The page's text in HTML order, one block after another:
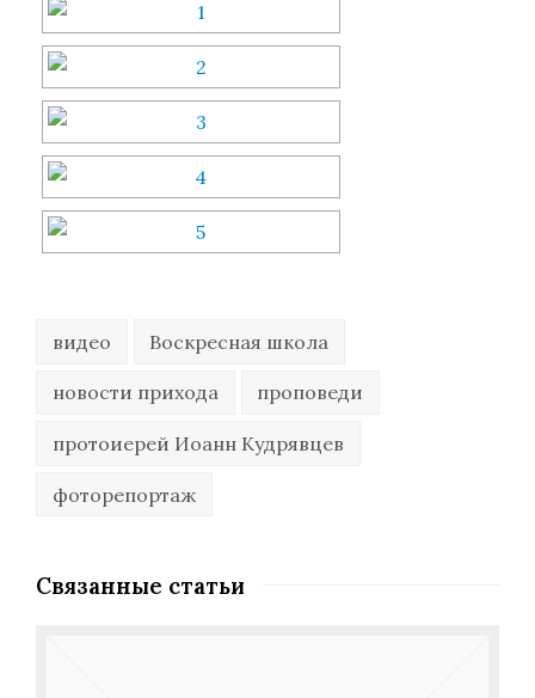
видео Воскресная школа
новости прихода проповеди
протоиерей Иоанн Кудрявцев
фоторепортаж
Связанные статьи